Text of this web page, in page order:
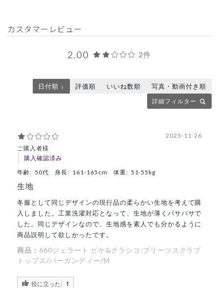
カスタマーレビュー
2.00 2件
詳細フィルター
日付順 ↓ 評価順 いいね数順 写真・動画付き順
ご購入者様
購入確認済み
2025-11-26
年齢: 50代 身長: 161-165cm 体重: 51-55kg
生地
冬服として同じデザインの現行品の柔らかい生地を考えて購
入しました。工業洗濯対応となって、生地が薄くバサバサで
した。同じデザインなので、生地感を素人でも分かるように
商品説明して欲しかったです。
商品： 660ジェラート ピケ&クラシコ:プリーツスクラブ
トップス/バーガンディー/M
役に立った 1